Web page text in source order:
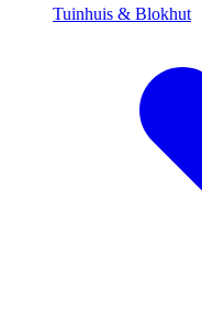
Tuinhuis & Blokhut